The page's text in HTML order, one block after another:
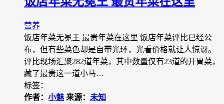
营养
饭店年菜无冕王 最贵年菜在这里 饭店年菜评比已经公
布，但有些菜色却是自带光环，光看价格就让人惊讶。
评比现场汇聚282道年菜，其中数量仅有23道的开胃菜，
藏了最贵这一道小马…
标签：
作者： 小魅 来源： 未知